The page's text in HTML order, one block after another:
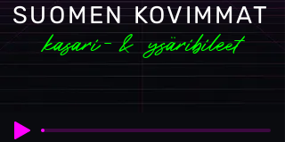
SUOMEN KOVIMMAT
kasari-&ysäribileet